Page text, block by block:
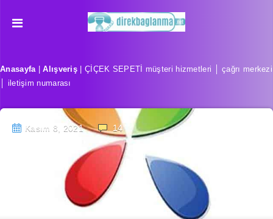
Anasayfa|Alışveriş
ÇİÇEK SEPETİ müşteri hizmetleri │ çağrı merkezi
│ iletişim numarası
Kasım 8, 2021 14